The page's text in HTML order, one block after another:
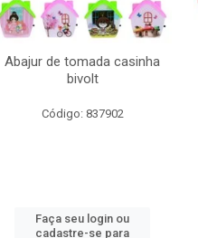
Abajur de tomada casinha
bivolt
Código: 837902
Faça seu login ou
cadastre-se para